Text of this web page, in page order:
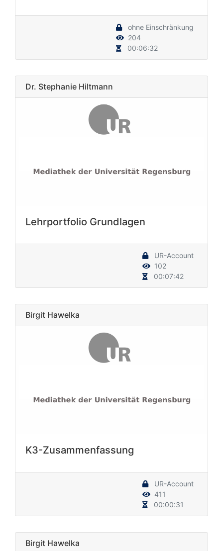
ohne Einschränkung
204
00:06:32
Dr. Stephanie Hiltmann
Lehrportfolio Grundlagen
UR-Account
102
00:07:42
Birgit Hawelka
K3-Zusammenfassung
UR-Account
411
00:00:31
Birgit Hawelka